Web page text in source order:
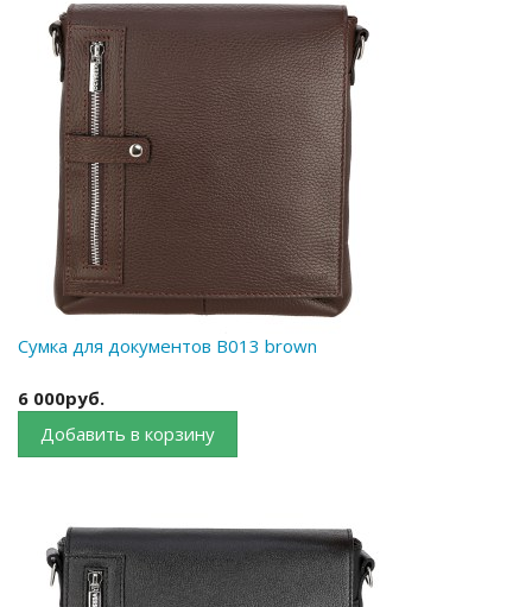
Сумка для документов B013 brown
6 000руб.
Добавить в корзину